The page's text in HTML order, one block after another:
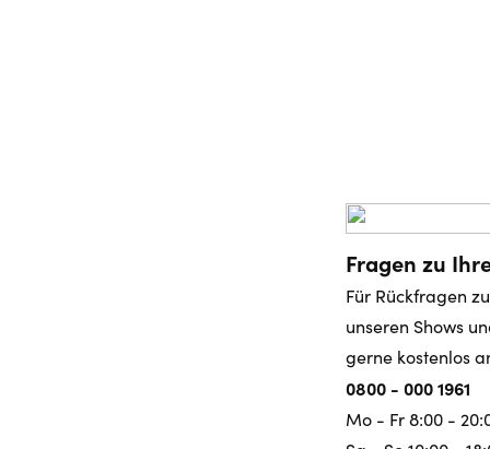
Fragen zu
Für Rückfragen
unseren Shows
gerne kostenlos
0800 - 000 1961
Mo - Fr 8:00 -